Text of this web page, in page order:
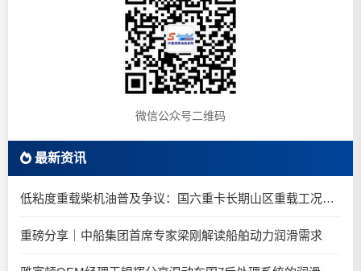
微信公众号二维码
最新资讯
低粘度重载柴机油普及争议：国六重卡长期山区重载工况是否适合0W-20柴油机油？
重磅分享｜中船集团首席专家梁刚解读船舶动力润滑需求